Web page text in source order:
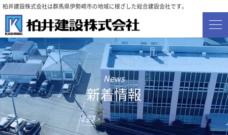
柏井建設株式会社は群馬県伊勢崎市の地域に根ざした総合建設会社です。
新着情報